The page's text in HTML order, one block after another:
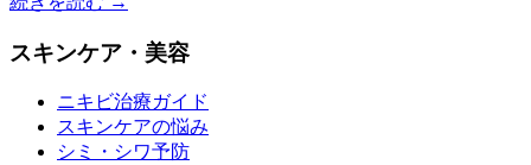
スキンケア・美容
ニキビ治療ガイド
スキンケアの悩み
シミ・シワ予防